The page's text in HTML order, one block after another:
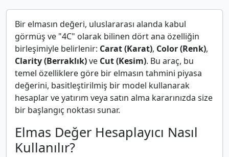
Bir elmasın değeri, uluslararası alanda kabul
görmüş ve "4C" olarak bilinen dört ana özelliğin
birleşimiyle belirlenir: Carat (Karat), Color (Renk),
Clarity (Berraklık)ve Cut (Kesim). Bu araç, bu
temel özelliklere göre bir elmasın tahmini piyasa
değerini, basitleştirilmiş bir model kullanarak
hesaplar ve yatırım veya satın alma kararınızda size
bir başlangıç noktası sunar.
Elmas Değer Hesaplayıcı Nasıl
Kullanılır?